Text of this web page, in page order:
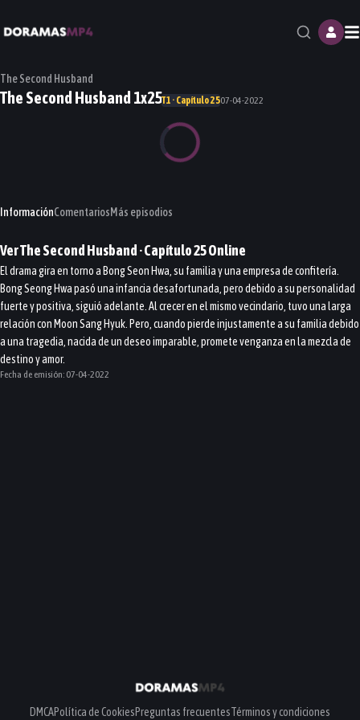
The Second Husband
The Second Husband 1x25T1 · Capítulo 2507-04-2022
InformaciónComentariosMás episodios
VerThe Second Husband· Capítulo25Online
El drama gira en torno a Bong Seon Hwa, su familia y una empresa de confitería.
Bong Seong Hwa pasó una infancia desafortunada, pero debido a su personalidad
fuerte y positiva, siguió adelante. Al crecer en el mismo vecindario, tuvo una larga
relación con Moon Sang Hyuk. Pero, cuando pierde injustamente a su familia debido
a una tragedia, nacida de un deseo imparable, promete venganza en la mezcla de
destino y amor.
Fecha de emisión: 07-04-2022
DMCAPolítica de CookiesPreguntas frecuentesTérminos y condiciones